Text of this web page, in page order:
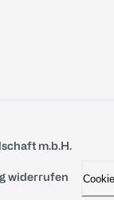
m.b.H.
widerrufen